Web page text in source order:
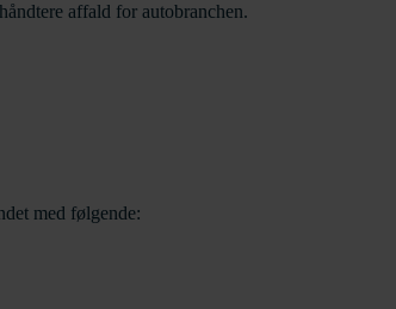
affald for autobranchen.
med følgende: